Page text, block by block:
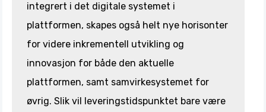
integrert i det digitale systemet i
plattformen, skapes også helt nye horisonter
for videre inkrementell utvikling og
innovasjon for både den aktuelle
plattformen, samt samvirkesystemet for
øvrig. Slik vil leveringstidspunktet bare være